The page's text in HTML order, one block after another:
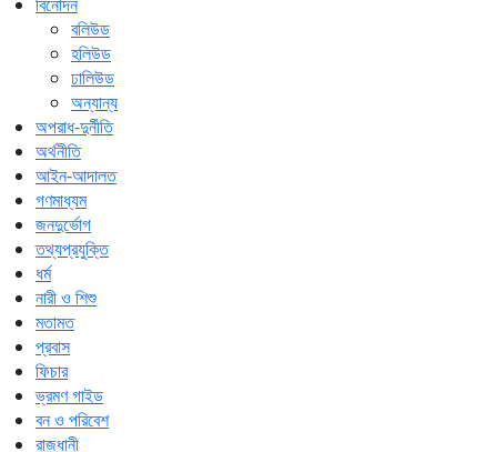
বলিউড
হলিউড
ঢালিউড
অন্যান্য
অপরাধ-দুর্নীতি
অর্থনীতি
আইন-আদালত
গণমাধ্যম
জনদুর্ভোগ
তথ্যপ্রযুক্তি
ধর্ম
নারী ও শিশু
মতামত
প্রবাস
ফিচার
ভ্রমণ গাইড
বন ও পরিবেশ
রাজধানী